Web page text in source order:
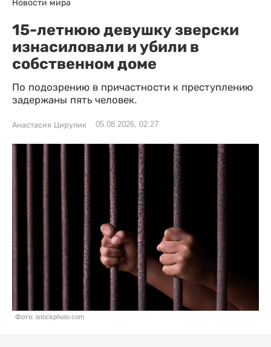
Новости мира
15-летнюю девушку зверски
изнасиловали и убили в
собственном доме
По подозрению в причастности к преступлению
задержаны пять человек.
Анастасия Цирулик 05.08.2026, 02:27
Фото: istockphoto.com